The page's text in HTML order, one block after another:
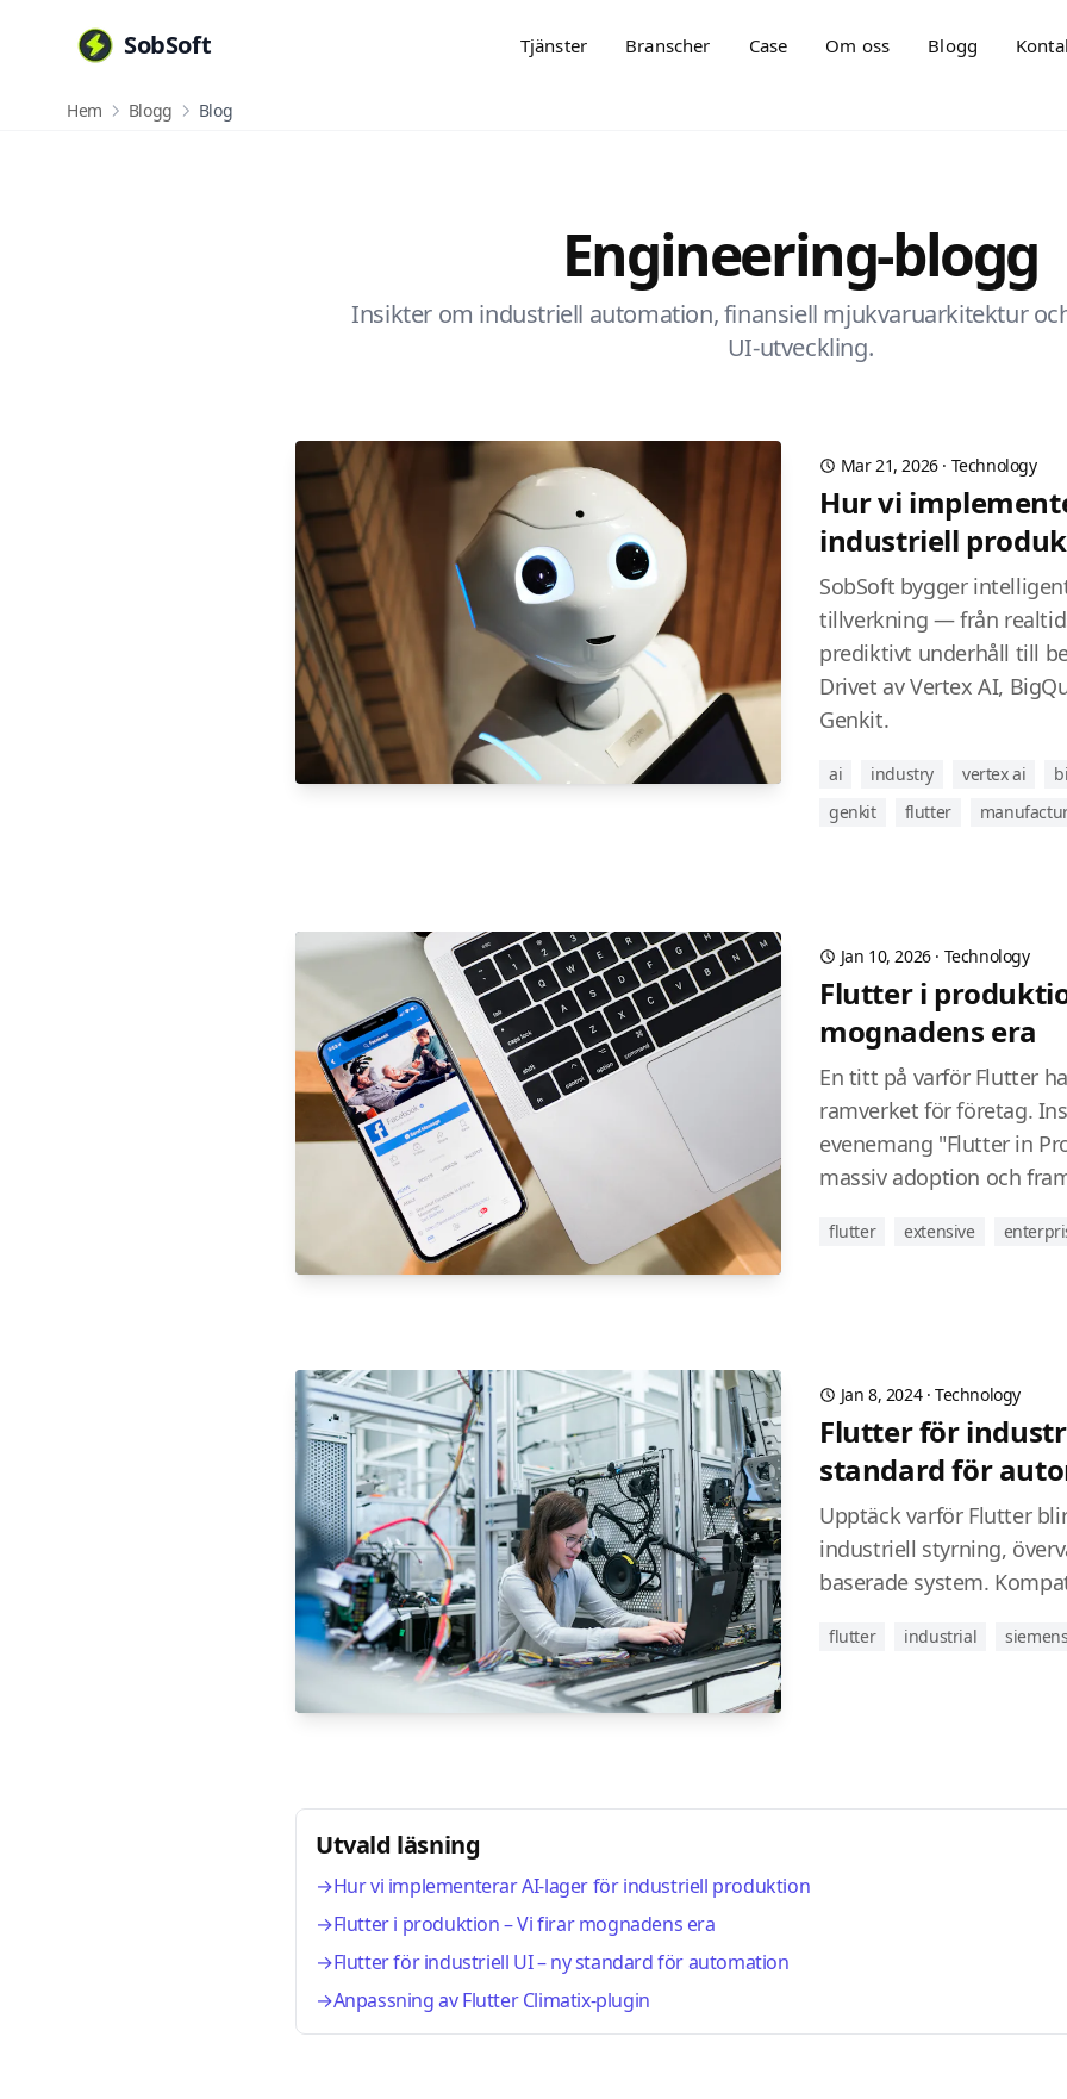
SobSoft Tjänster Branscher Case Om oss Blogg
Hem Blogg Blog
Engineering-blogg
Insikter om industriell automation, finansiell mjukvaruarkitektur
UI-utveckling.
Mar 21, 2026· Technology
Hur vi
industriell
SobSoft bygger
tillverkning — från
prediktivt underhåll till
Drivet av Vertex AI,
Genkit.
ai industry vertex ai
genkit
flutter
Jan 10, 2026· Technology
Flutter i
mognadens era
En titt på varför Flutter
ramverket för företag.
evenemang "Flutter in
massiv adoption och
flutter extensive
Jan 8, 2024·Technology
Flutter för
standard för
Upptäck varför Flutter
industriell styrning,
baserade system.
flutter industrial
Utvald läsning
→Hur vi implementerar AI-lager för industriell produktion
→Flutter i produktion – Vi firar mognadens era
→Flutter för industriell UI – ny standard för automation
→Anpassning av Flutter Climatix-plugin